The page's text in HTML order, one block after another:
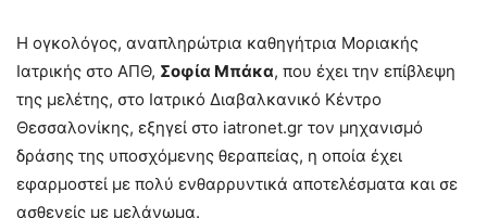
Η ογκολόγος, αναπληρώτρια καθηγήτρια Μοριακής
Ιατρικής στο ΑΠΘ, Σοφία Μπάκα, που έχει την επίβλεψη
της μελέτης, στο Ιατρικό Διαβαλκανικό Κέντρο
Θεσσαλονίκης, εξηγεί στο iatronet.gr τον μηχανισμό
δράσης της υποσχόμενης θεραπείας, η οποία έχει
εφαρμοστεί με πολύ ενθαρρυντικά αποτελέσματα και σε
ασθενείς με μελάνωμα.